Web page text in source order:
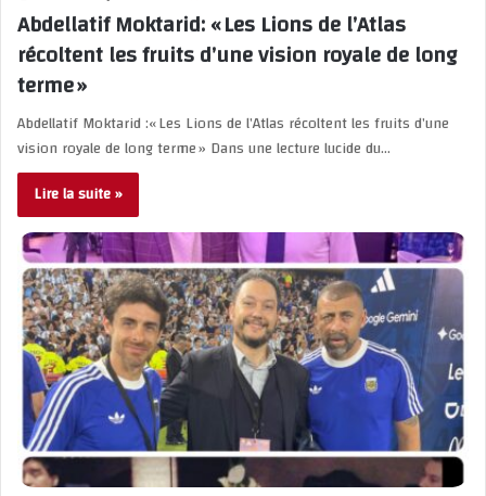
Abdellatif Moktarid: « Les Lions de l’Atlas
récoltent les fruits d’une vision royale de long
terme »
Abdellatif Moktarid :« Les Lions de l’Atlas récoltent les fruits d’une
vision royale de long terme » Dans une lecture lucide du…
Lire la suite »